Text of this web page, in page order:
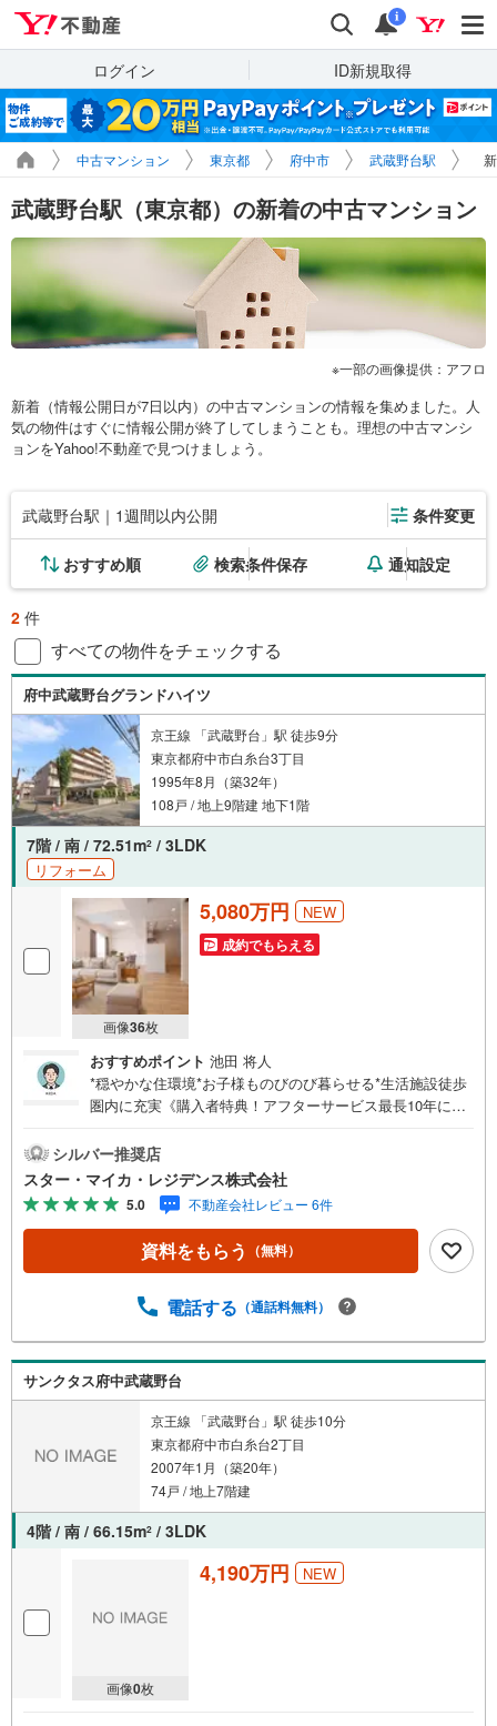
検索 通知
i
ログイン ID新規取得
中古マンション 東京都 府中市 武蔵野台駅
武蔵野台駅（東京都）の新着の中古マンション
一部の画像提供：アフロ
新着（情報公開日が7日以内）の中古マンションの情報を集めました。人
気の物件はすぐに情報公開が終了してしまうことも。理想の中古マンシ
ョンをYahoo!不動産で見つけましょう。
武蔵野台駅｜1週間以内公開 条件変更
おすすめ順 検索条件保存 通知設定
2 件
すべての物件をチェックする
府中武蔵野台グランドハイツ
京王線 「武蔵野台」駅 徒歩9分
東京都府中市白糸台3丁目
1995年8月（築32年）
108戸 / 地上9階建 地下1階
7階 / 南 / 72.51m2 / 3LDK
リフォーム
画像36枚
5,080万円 NEW
成約でもらえる
おすすめポイント 池田 将人
*穏やかな住環境*お子様ものびのび暮らせる*生活施設徒歩
圏内に充実《購入者特典！アフターサービス最長10年に延
設備・水廻りなどのアフターサービス期間を“2年→最長10
年”に延長いたします。詳細はお問い合わせください。※本
特典は、予告なく変更または終了する場合がございます。
【弊社について】弊社は、スター・マイカ・ホールディン
グス（東証プライム上場）のグループ会社です。【営業時
間 9:30～18:30】定休日:火・水・祝日当日の見学も可能
めにお電話ください。上記時間はお電話が繋がりやすくな
当店で物件を成約するとPayPayボーナスがもらえる「Yah
oo！不動産物件ご成約キャンペーン」の対象になります。
シルバー推奨店
スター・マイカ・レジデンス株式会社
5.0 不動産会社レビュー 6件
資料をもらう （無料）
電話する （通話料無料）
サンクタス府中武蔵野台
京王線 「武蔵野台」駅 徒歩10分
東京都府中市白糸台2丁目
2007年1月（築20年）
74戸 / 地上7階建
4階 / 南 / 66.15m2 / 3LDK
画像0枚
4,190万円 NEW